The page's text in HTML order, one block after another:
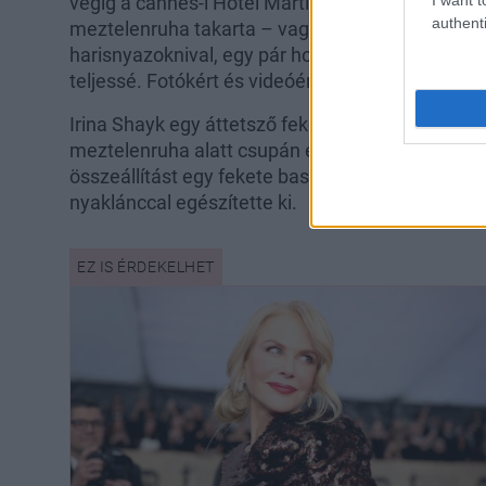
meztelenruha takarta – vagy inkább nem
harisnyazoknival, egy pár hozzáillő
teljessé. Fotókért és videóért kattints
Irina Shayk egy áttetsző fekete ruhában
meztelenruha alatt csupán egy fehér pólót és
összeállítást egy fekete baseball sapkával és
nyaklánccal egészítette ki.